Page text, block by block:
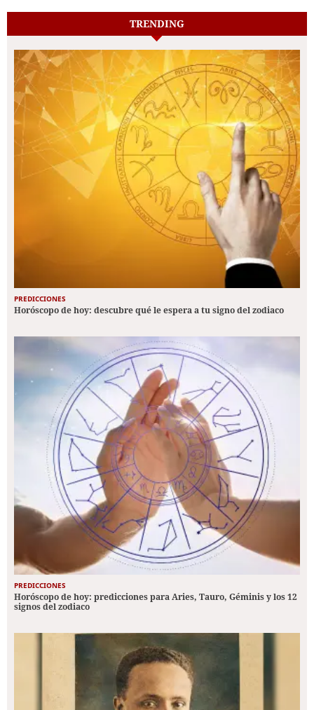
TRENDING
PREDICCIONES
Horóscopo de hoy: descubre qué le espera a tu signo del zodiaco
PREDICCIONES
Horóscopo de hoy: predicciones para Aries, Tauro, Géminis y los 12
signos del zodiaco